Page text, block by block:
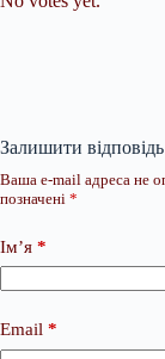
Залишити відповідь
Ваша e-mail адреса не
позначені *
Ім’я *
Email *